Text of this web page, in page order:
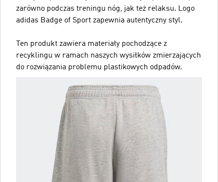
zarówno podczas treningu nóg, jak też relaksu. Logo
adidas Badge of Sport zapewnia autentyczny styl.
Ten produkt zawiera materiały pochodzące z
recyklingu w ramach naszych wysiłków zmierzających
do rozwiązania problemu plastikowych odpadów.